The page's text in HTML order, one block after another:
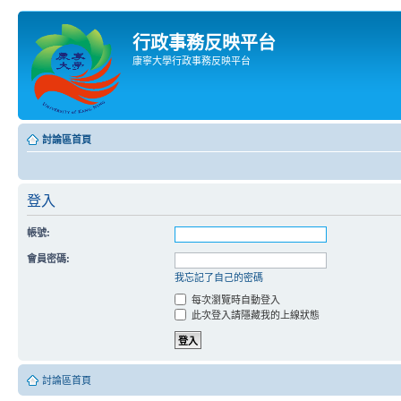
行政事務反映平台
康寧大學行政事務反映平台
討論區首頁
登入
帳號:
會員密碼:
我忘記了自己的密碼
每次瀏覽時自動登入
此次登入請隱藏我的上線狀態
討論區首頁